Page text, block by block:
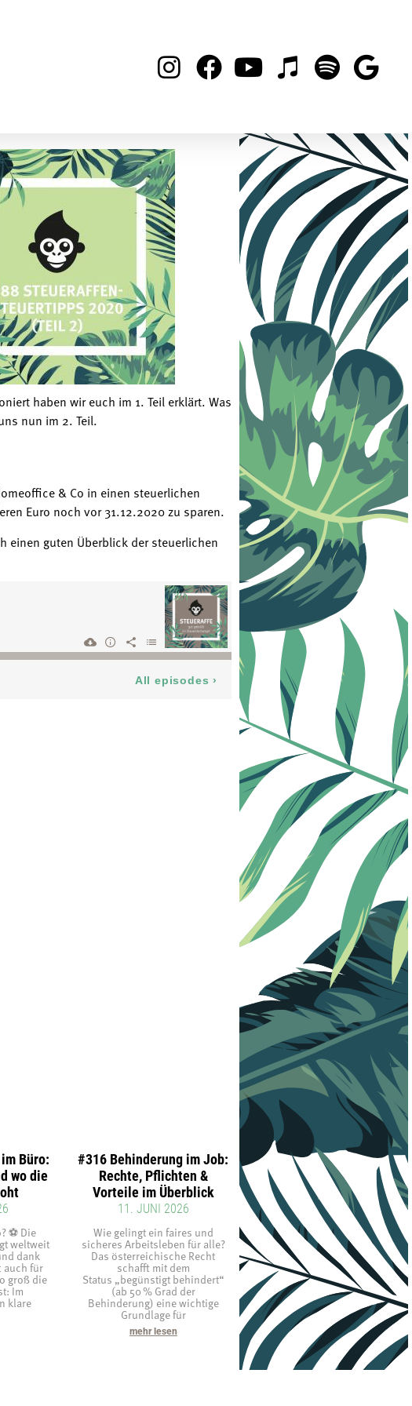
haben wir euch im 1. Teil erklärt. Was
nun im 2. Teil.
& Co in einen steuerlichen
Euro noch vor 31.12.2020 zu sparen.
einen guten Überblick der steuerlichen
Büro:
wo die
⚽ Die
weltweit
dank
auch für
groß die
Im
klare
#316 Behinderung im Job:
Rechte, Pflichten &
Vorteile im Überblick
11. JUNI 2026
Wie gelingt ein faires und
sicheres Arbeitsleben für alle?
Das österreichische Recht
schafft mit dem
Status „begünstigt behindert“
(ab 50 % Grad der
Behinderung) eine wichtige
Grundlage für
mehr lesen